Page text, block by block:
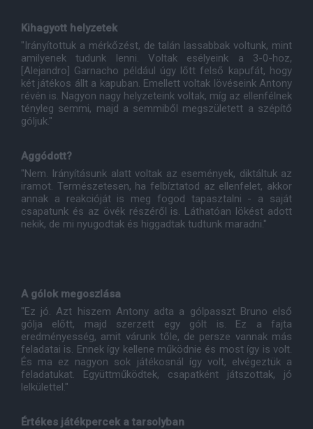
Kihagyott helyzetek
"Irányítottuk a mérkőzést, de talán lassabbak voltunk, mint
amilyenek tudunk lenni. Voltak esélyeink a 3-0-hoz,
[Alejandro] Garnacho például úgy lőtt felső kapufát, hogy
két játékos állt a kapuban. Emellett voltak lövéseink Antony
révén is. Nagyon nagy helyzeteink voltak, míg az ellenfélnek
tényleg semmi, majd a semmiből megszületett a szépítő
góljuk."
Aggódott?
"Nem. Irányításunk alatt voltak az események, diktáltuk az
iramot. Természetesen, ha felbíztatod az ellenfelet, akkor
annak a reakcióját is meg fogod tapasztalni - a saját
csapatunk és az övék részéről is. Láthatóan lökést adott
nekik, de mi nyugodtak és higgadtak tudtunk maradni."
A gólok megoszlása
"Ez jó. Azt hiszem Antony adta a gólpasszt Bruno első
gólja előtt, majd szerzett egy gólt is. Ez a fajta
eredményesség, amit várunk tőle, de persze vannak más
feladatai is. Ennek így kellene működnie és most így is volt.
És ma ez nagyon sok játékosnál így volt, elvégeztük a
feladatukat. Együttműködtek, csapatként játszottak, jó
lelkülettel."
Értékes játékpercek a tarsolyban